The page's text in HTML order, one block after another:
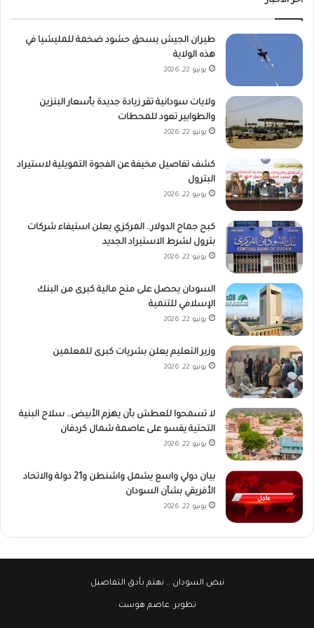
طيران الجيش يسحق حشود ضخمة للمليشيا في
هذه الولاية
يونيو 22, 2026
ولايات سودانية تقر زيادة جديدة بأسعار البنزين
والطوابير تعود للمحطات
يونيو 22, 2026
كشف تفاصيل مخيفة عن الفجوة التمويلية لاستيراد
البترول
يونيو 22, 2026
كبح جماح الدولار.. المركزي يعلن استيفاء شركات
بترول لشرط الاستيراد الجديد
يونيو 22, 2026
السودان يحصل على منح مالية كبرى من البنك
الإسلامي للتنمية
يونيو 22, 2026
وزير التعليم يعلن بشريات كبرى للمعلمين
يونيو 22, 2026
لا تسمحوا للعطش بأن يهزم الأبيض.. سلاح البنية
التحتية يقسو على عاصمة شمال كردفان
يونيو 22, 2026
بيان دولي واسع يشمل واشنطن و21 دولة والاتحاد
الأفريقي بشأن السودان
يونيو 22, 2026
نبض السودان .. نهتم بأدق التفاصيل
تطوير:عاصم هوست